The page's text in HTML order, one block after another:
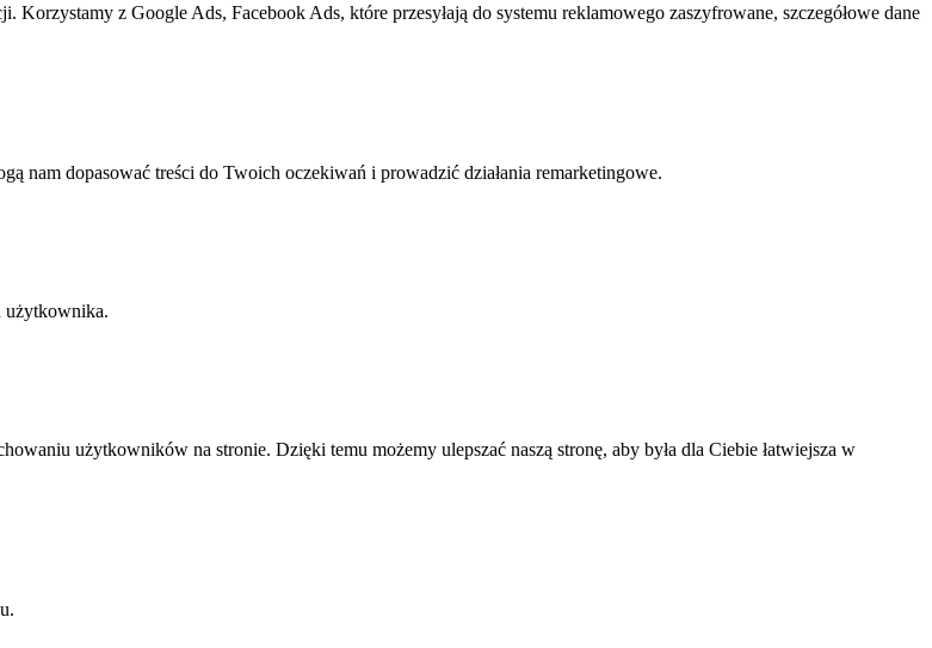
z Google Ads, Facebook Ads, które przesyłają do systemu reklamowego zaszyfrowane, szczegółowe dane
nam dopasować treści do Twoich oczekiwań i prowadzić działania remarketingowe.
użytkownika.
użytkowników na stronie. Dzięki temu możemy ulepszać naszą stronę, aby była dla Ciebie łatwiejsza w